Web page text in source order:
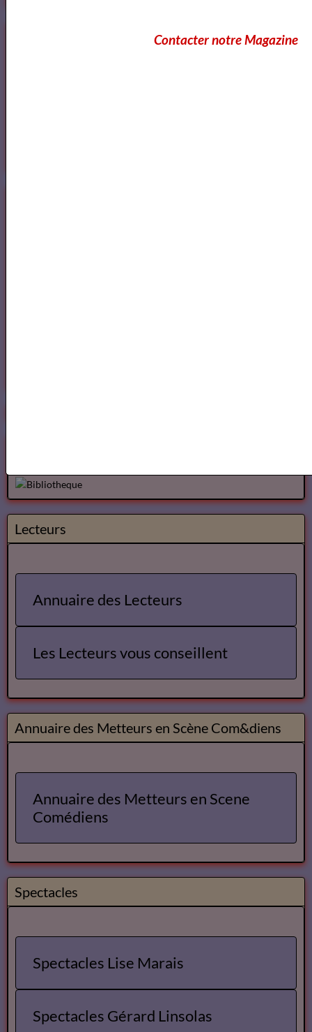
Annuaire des Chroniqueurs littéraires
Lecteurs
Annuaire des Lecteurs
Les Lecteurs vous conseillent
Annuaire des Metteurs en Scène Com&diens
Annuaire des Metteurs en Scene
Comédiens
Spectacles
Spectacles Lise Marais
Spectacles Gérard Linsolas
Contacter notre Magazine